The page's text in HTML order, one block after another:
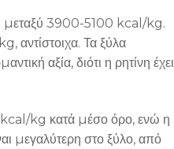
µεταξύ 3900-5100 kcal/kg.
αντίστοιχα. Τα ξύλα
αξία, διότι η ρητίνη έχει
kcal/kg κατά µέσο όρο, ενώ η
µεγαλύτερη στο ξύλο, από